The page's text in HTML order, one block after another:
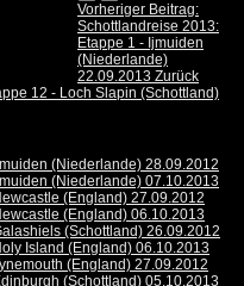
Vorheriger Beitrag:
Schottlandreise 2013:
Etappe 1 - Ijmuiden
(Niederlande)
22.09.2013 Zurück
12 - Loch Slapin (Schottland)
(Niederlande) 28.09.2012
(Niederlande) 07.10.2013
(England) 27.09.2012
(England) 06.10.2013
(Schottland) 26.09.2012
Island (England) 06.10.2013
(England) 27.09.2012
(Schottland) 05.10.2013